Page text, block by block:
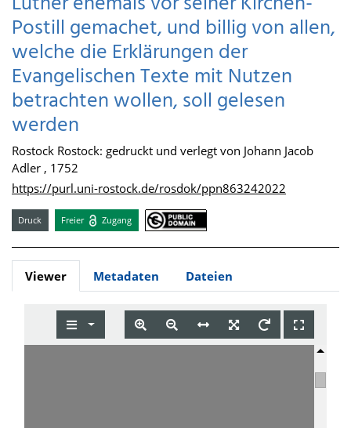
Postill gemachet, und billig von allen,
welche die Erklärungen der
Evangelischen Texte mit Nutzen
betrachten wollen, soll gelesen
werden
Rostock Rostock: gedruckt und verlegt von Johann Jacob
Adler , 1752
https://purl.uni-rostock.de/rosdok/ppn863242022
Druck Freier Zugang
Viewer Metadaten Dateien